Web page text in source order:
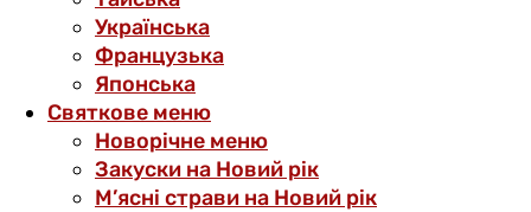
Українська
Французька
Японська
Святкове меню
Новорічне меню
Закуски на Новий рік
М’ясні страви на Новий рік